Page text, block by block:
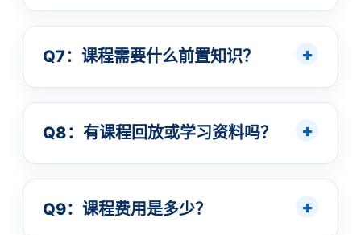
Q7：课程需要什么前置知识？
Q8：有课程回放或学习资料吗？
Q9：课程费用是多少？